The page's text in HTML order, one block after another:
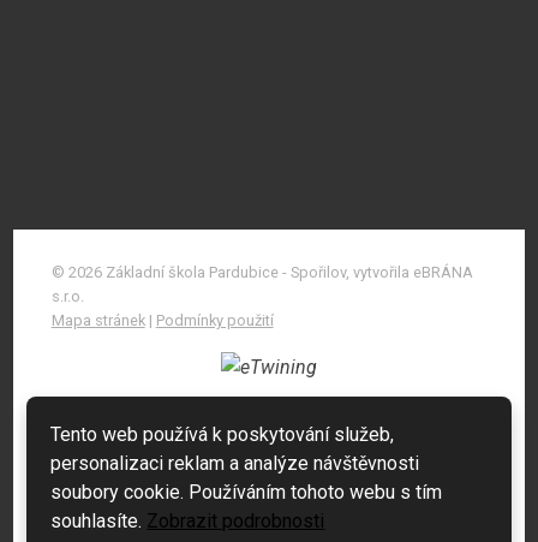
© 2026 Základní škola Pardubice - Spořilov, vytvořila eBRÁNA
s.r.o.
Mapa stránek| Podmínky použití
Tento web používá k poskytování služeb,
personalizaci reklam a analýze návštěvnosti
soubory cookie. Používáním tohoto webu s tím
souhlasíte. Zobrazit podrobnosti